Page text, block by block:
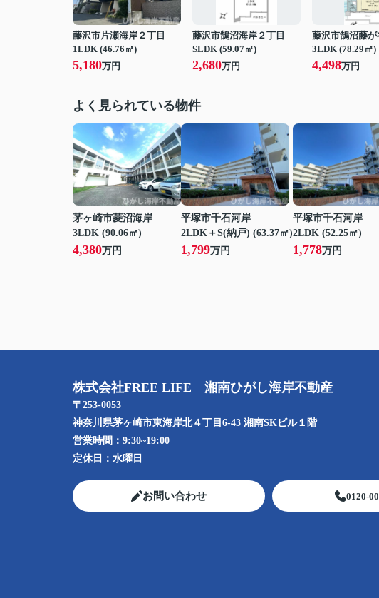
藤沢市片瀬海岸２丁目
1LDK (46.76㎡)
5,180万円
藤沢市鵠沼海岸２丁目
SLDK (59.07㎡)
2,680万円
藤沢市鵠沼藤が
3LDK (78.29㎡)
4,498万円
よく見られている物件
茅ヶ崎市菱沼海岸
3LDK (90.06㎡)
4,380万円
平塚市千石河岸
2LDK＋S(納戸) (63.37㎡)
1,799万円
平塚市千石河岸
2LDK (52.25㎡)
1,778万円
株式会社FREE LIFE 湘南ひがし海岸不動産
〒253-0053
神奈川県茅ヶ崎市東海岸北４丁目6-43 湘南SKビル１階
営業時間： 9:30~19:00
定休日： 水曜日
お問い合わせ 0120-